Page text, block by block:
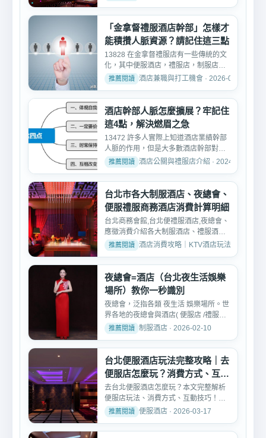
「金拿督禮服酒店幹部」怎樣才
能積攢人脈資源？請記住這三點
13828 在金拿督禮服店有一些傳統的文
化，其中便服酒店，禮服店，制服店、
人脈就是相當重要的，在...
酒店兼職與打工機會 · 2026-02-07
酒店幹部人脈怎麼擴展？牢記住
這4點，解決燃眉之急
13472 許多人實際上知道酒店業績幹部
人脈的作用，但是大多數酒店幹部對人
脈的理解仍然停留在了解...
酒店公關與禮服店介紹 · 2024-08-27
台北市各大制服酒店、夜總會、
便服禮服商務酒店消費計算明細
台北商務會館,台北便禮服酒店,夜總會、
應徵消費介紹各大制服酒店、禮服酒店
消費計算方法（保證絕...
酒店消費攻略｜KTV酒店玩法、消費與
夜總會=酒店（台北夜生活娛樂
場所）教你一秒識別
夜總會，泛指各類 夜生活 娛樂場所。世
界各地的夜總會與酒店( 便服店 /禮服店/
制服店 /鋼琴酒吧...制服酒店 · 2026-02-10
台北便服酒店玩法完整攻略｜去
便服店怎麼玩？消費方式、互動
技巧一次看懂
去台北便服酒店怎麼玩？本文完整解析
便服店玩法、消費方式、互動技巧！從
基本消費、包廂費、小姐...
便服酒店 · 2026-03-17